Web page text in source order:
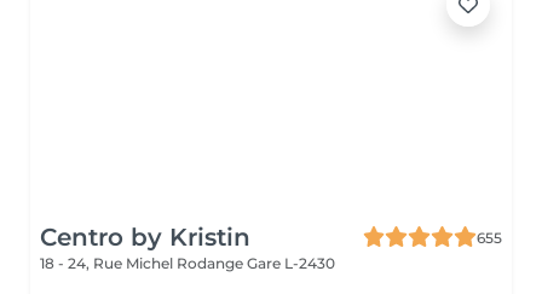
Centro by Kristin
655
18 - 24, Rue Michel Rodange Gare L-2430